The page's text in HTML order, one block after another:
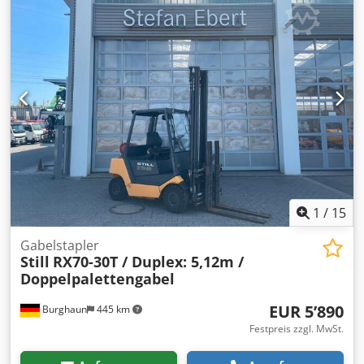
Maschinengewicht ca. 1,2 t Abmessungen L x B x H 1,5 x
1,6 x 1,6 m Vibrationstrockner Siehe Bilder
1 / 15
Burghaun 445 km
Gabelstapler
Still RX70-30T / Duplex: 5,12m /
Doppelpalettengabel
EUR 5’890
Festpreis zzgl. MwSt.